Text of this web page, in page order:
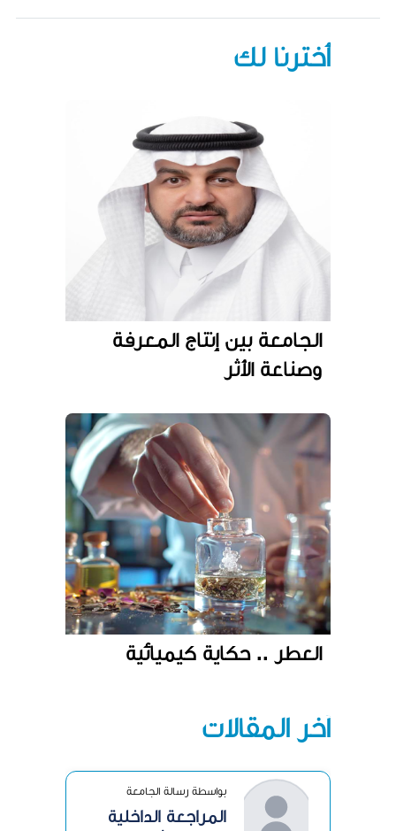
أخترنا لك
الجامعة بين إنتاج المعرفة
وصناعة الأثر
العطر .. حكاية كيميائية
آخر المقالات
بواسطة رسالة الجامعة
المراجعة الداخلية